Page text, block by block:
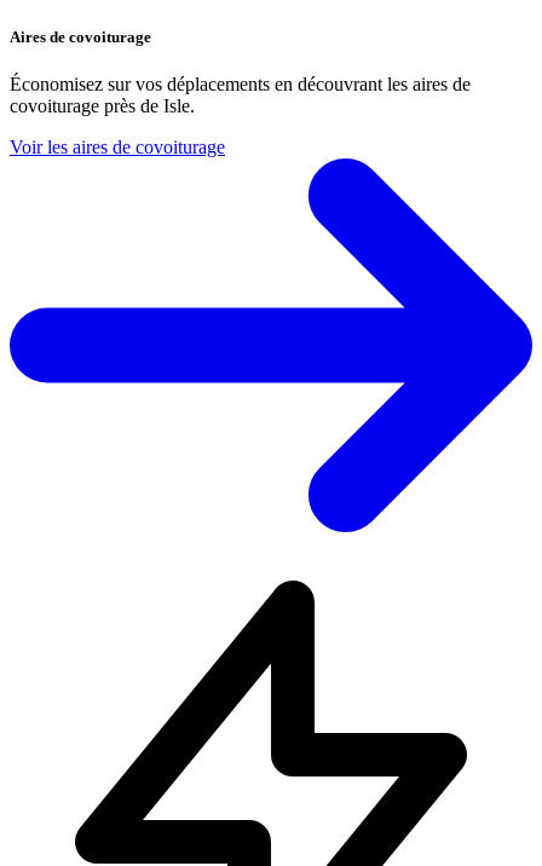
Aires de covoiturage
Économisez sur vos déplacements en découvrant les aires de
covoiturage près de Isle.
Voir les aires de covoiturage